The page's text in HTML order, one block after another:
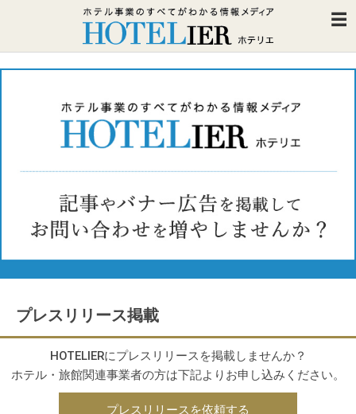
プレスリリース掲載
HOTELIERにプレスリリースを掲載しませんか？
ホテル・旅館関連事業者の方は下記よりお申し込みください。
プレスリリースを依頼する